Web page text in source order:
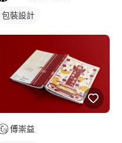
包裝設計
傅崇益